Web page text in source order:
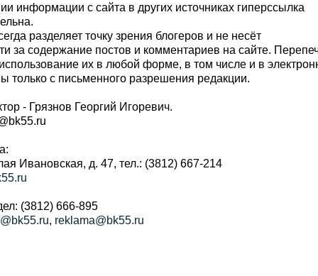
информации с сайта в других источниках гиперссылка
разделяет точку зрения блогеров и не несёт
за содержание постов и комментариев на сайте.
их в любой форме, в том числе и в
с письменного разрешения редакции.
- Грязнов Георгий Игоревич.
Ивановская, д. 47, тел.: (3812) 667-214
(3812) 666-895
, reklama@bk55.ru